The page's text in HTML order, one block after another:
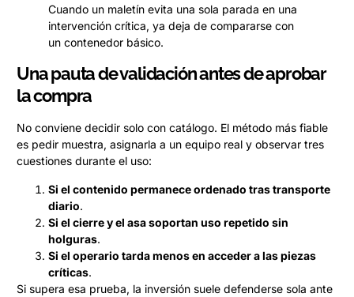
Cuando un maletín evita una sola parada en una
intervención crítica, ya deja de compararse con
un contenedor básico.
Una pauta de validación antes de aprobar
la compra
No conviene decidir solo con catálogo. El método más fiable
es pedir muestra, asignarla a un equipo real y observar tres
cuestiones durante el uso:
Si el contenido permanece ordenado tras transporte
diario.
Si el cierre y el asa soportan uso repetido sin
holguras.
Si el operario tarda menos en acceder a las piezas
críticas.
Si supera esa prueba, la inversión suele defenderse sola ante